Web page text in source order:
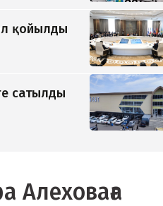
қойылды
сатылды
Алеховаға